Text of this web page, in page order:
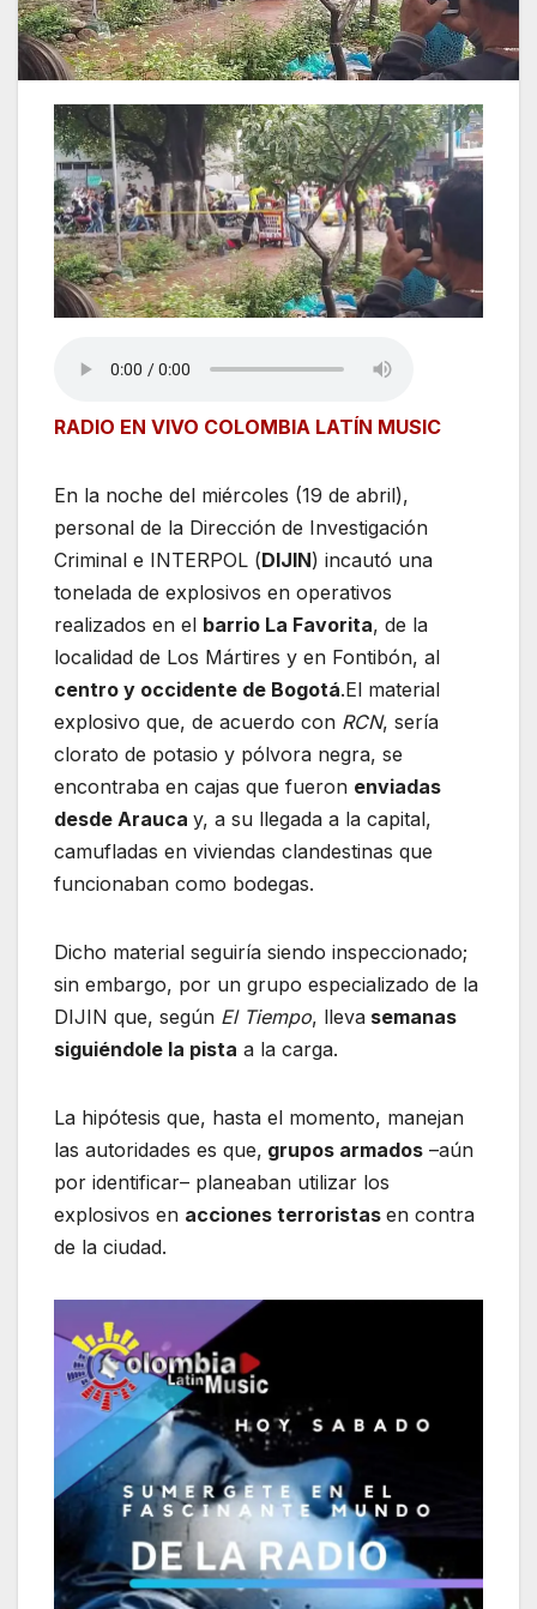
RADIO EN VIVO COLOMBIA LATÍN MUSIC
En la noche del miércoles (19 de abril),
personal de la Dirección de Investigación
Criminal e INTERPOL (DIJIN) incautó una
tonelada de explosivos en operativos
realizados en el barrio La Favorita, de la
localidad de Los Mártires y en Fontibón, al
centro y occidente de Bogotá.El material
explosivo que, de acuerdo con RCN, sería
clorato de potasio y pólvora negra, se
encontraba en cajas que fueron enviadas
desde Arauca y, a su llegada a la capital,
camufladas en viviendas clandestinas que
funcionaban como bodegas.
Dicho material seguiría siendo inspeccionado;
sin embargo, por un grupo especializado de la
DIJIN que, según El Tiempo, lleva semanas
siguiéndole la pista a la carga.
La hipótesis que, hasta el momento, manejan
las autoridades es que, grupos armados –aún
por identificar– planeaban utilizar los
explosivos en acciones terroristas en contra
de la ciudad.